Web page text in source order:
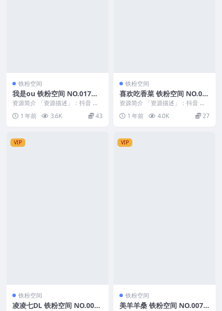
铁粉空间
我是ou 铁粉空间 NO.017期
最新至：2025.4.12
资源简介 「资源描述」：抖音 我
是ou 铁粉空间 NO.017期 【25P2
V】...1 年前 3.6K 43
铁粉空间
喜欢吃香菜 铁粉空间 NO.00
4期
资源简介 「资源描述」：抖音 喜
欢吃香菜 铁粉空间 NO.004期 【2
0P】 ...
1 年前 4.0K 27
VIP
铁粉空间
凌凌七DL 铁粉空间 NO.008
VIP
铁粉空间
美羊羊桑 铁粉空间 NO.007